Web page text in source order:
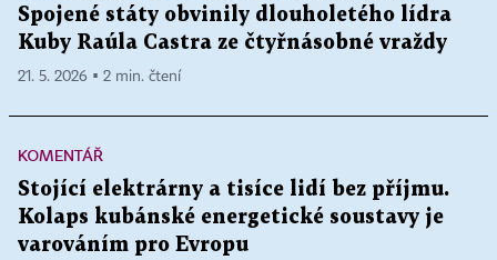
Spojené státy obvinily dlouholetého lídra
Kuby Raúla Castra ze čtyřnásobné vraždy
21. 5. 2026 ▪ 2 min. čtení
KOMENTÁŘ
Stojící elektrárny a tisíce lidí bez příjmu.
Kolaps kubánské energetické soustavy je
varováním pro Evropu